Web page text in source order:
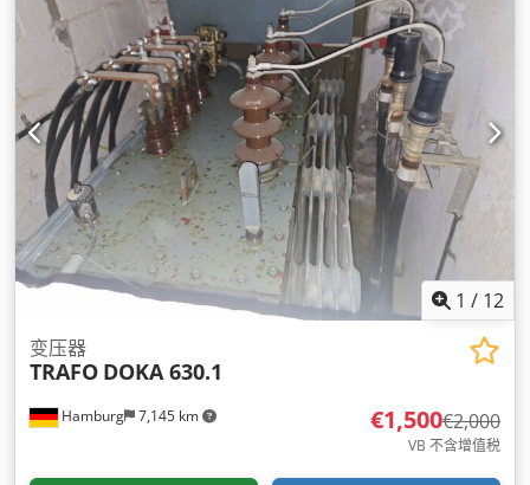
1 / 12
Hamburg 7,145 km
变压器
TRAFO DOKA 630.1
€1,500€2,000
VB 不含增值税